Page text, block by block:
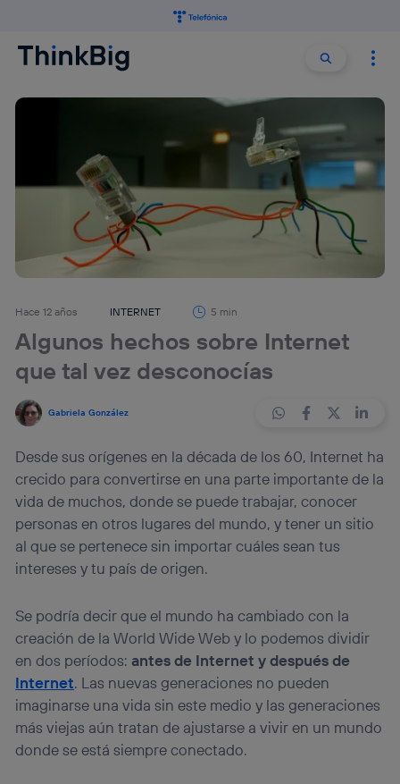
Buscar
Hace 12 años INTERNET 5 min
Algunos hechos sobre Internet
que tal vez desconocías
Gabriela González
Desde sus orígenes en la década de los 60, Internet ha
crecido para convertirse en una parte importante de la
vida de muchos, donde se puede trabajar, conocer
personas en otros lugares del mundo, y tener un sitio
al que se pertenece sin importar cuáles sean tus
intereses y tu país de origen.
Se podría decir que el mundo ha cambiado con la
creación de la World Wide Web y lo podemos dividir
en dos períodos: antes de Internet y después de
Internet. Las nuevas generaciones no pueden
imaginarse una vida sin este medio y las generaciones
más viejas aún tratan de ajustarse a vivir en un mundo
donde se está siempre conectado.